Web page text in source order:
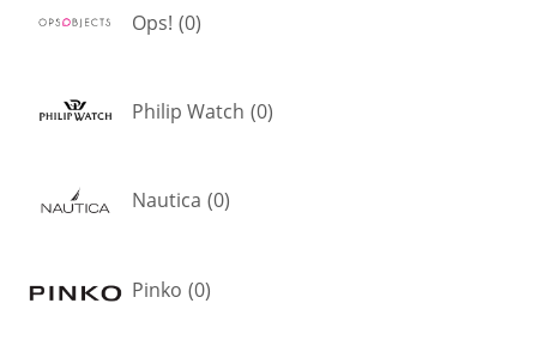
Ops! (0)
Philip Watch (0)
Nautica (0)
Pinko (0)